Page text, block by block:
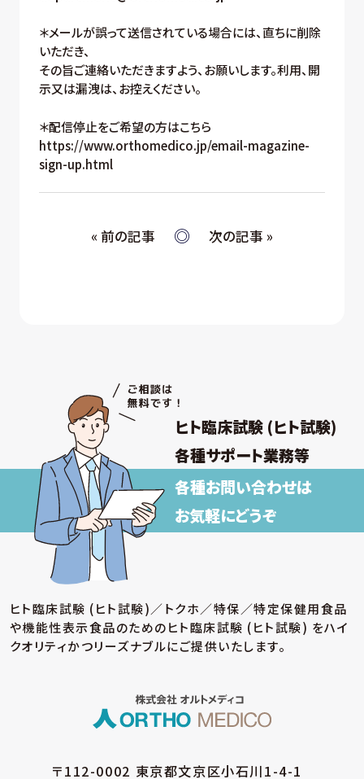
＊メールが誤って送信されている場合には、直ちに削除
いただき、
その旨ご連絡いただきますよう、お願いします。利用、開
示又は漏洩は、お控えください。
＊配信停止をご希望の方はこちら
https://www.orthomedico.jp/email-magazine-
sign-up.html
« 前の記事 次の記事 »
ヒト臨床試験 (ヒト試験)
各種サポート業務等
各種お問い合わせは
お気軽にどうぞ
ヒト臨床試験 (ヒト試験)／トクホ／特保／特定保健用食品
や機能性表示食品のためのヒト臨床試験 (ヒト試験) をハイ
クオリティかつリーズナブルにご提供いたします。
〒112-0002 東京都文京区小石川1-4-1